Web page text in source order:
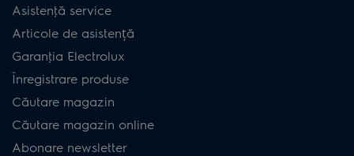
Asistenţă service
Articole de asistență
Garanţia Electrolux
Înregistrare produse
Căutare magazin
Căutare magazin online
Abonare newsletter